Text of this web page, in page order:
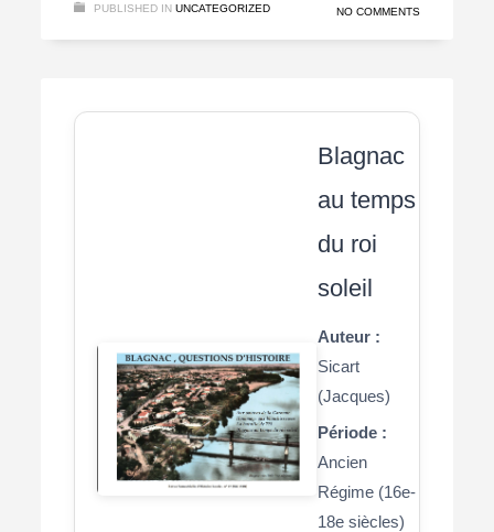
PUBLISHED IN UNCATEGORIZED NO COMMENTS
Blagnac
au temps
du roi
soleil
Auteur :
Sicart
(Jacques)
Période :
Ancien
Régime (16e-
18e siècles)